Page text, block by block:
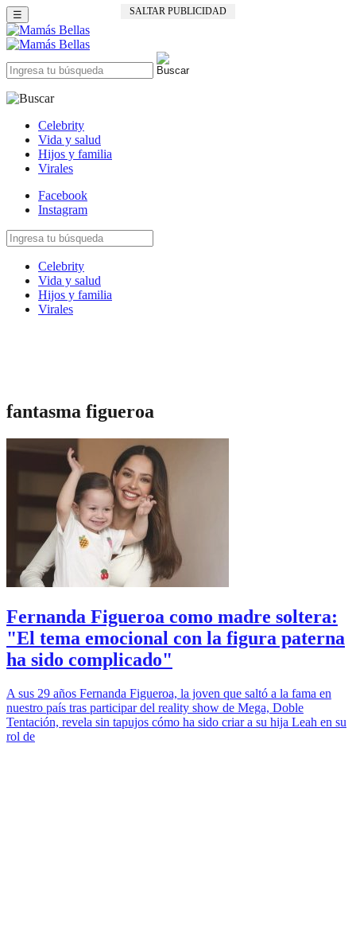
SALTAR PUBLICIDAD
☰
Celebrity
Vida y salud
Hijos y familia
Virales
Facebook
Instagram
Celebrity
Vida y salud
Hijos y familia
Virales
fantasma figueroa
Fernanda Figueroa como madre soltera:
"El tema emocional con la figura paterna
ha sido complicado"
A sus 29 años Fernanda Figueroa, la joven que saltó a la fama en
nuestro país tras participar del reality show de Mega, Doble
Tentación, revela sin tapujos cómo ha sido criar a su hija Leah en su
rol de